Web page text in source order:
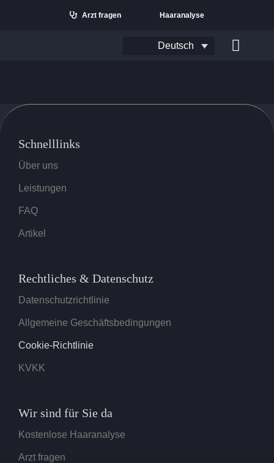
Arzt fragen Haaranalyse
Deutsch
Schnelllinks
Über uns
Leistungen
FAQ
Artikel
Rechtliches & Datenschutz
Datenschutzrichtlinie
Allgemeine Geschäftsbedingungen
Cookie-Richtlinie
KVKK
Wir sind für Sie da
Kostenlose Haaranalyse
Arzt fragen